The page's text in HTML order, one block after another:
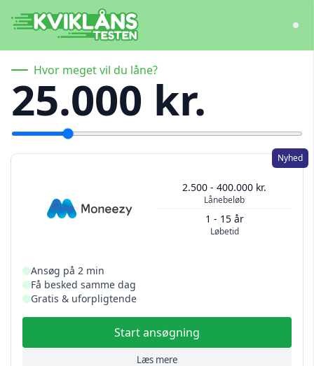
Hvor meget vil du låne?
25.000 kr.
Nyhed
Lånebeløb
2.500 - 400.000 kr.
Løbetid
1 - 15 år
Ansøg på 2 min
Få besked samme dag
Gratis & uforpligtende
Start ansøgning
Læs mere